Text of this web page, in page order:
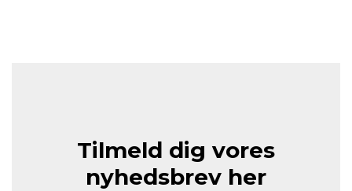
Tilmeld dig vores
nyhedsbrev her